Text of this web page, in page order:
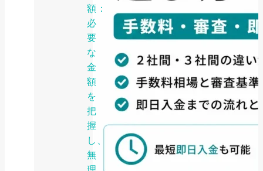
額：
必
要
な
金
額
を
把
握
し、
無